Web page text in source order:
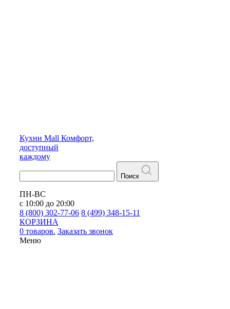
Кухни Mall Комфорт,
доступный
каждому
Поиск
ПН-ВС
с 10:00 до 20:00
8 (800) 302-77-06 8 (499) 348-15-11
КОРЗИНА
0 товаров. Заказать звонок
Меню